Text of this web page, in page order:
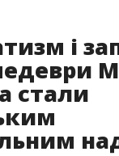
і
стали